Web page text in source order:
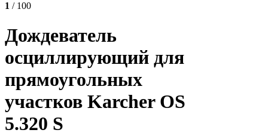
1 / 100
Дождеватель
осциллирующий для
прямоугольных
участков Karcher OS
5.320 S